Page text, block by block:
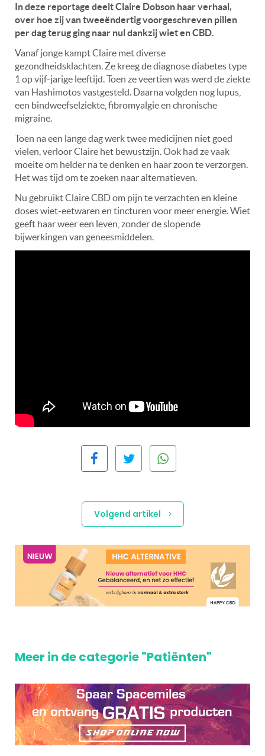
In deze reportage deelt Claire Dobson haar verhaal,
over hoe zij van tweeëndertig voorgeschreven pillen
per dag terug ging naar nul dankzij wiet en CBD.
Vanaf jonge kampt Claire met diverse
gezondheidsklachten. Ze kreeg de diagnose diabetes type
1 op vijf-jarige leeftijd. Toen ze veertien was werd de ziekte
van Hashimotos vastgesteld. Daarna volgden nog lupus,
een bindweefselziekte, fibromyalgie en chronische
migraine.
Toen na een lange dag werk twee medicijnen niet goed
vielen, verloor Claire het bewustzijn. Ook had ze vaak
moeite om helder na te denken en haar zoon te verzorgen.
Het was tijd om te zoeken naar alternatieven.
Nu gebruikt Claire CBD om pijn te verzachten en kleine
doses wiet-eetwaren en tincturen voor meer energie. Wiet
geeft haar weer een leven, zonder de slopende
bijwerkingen van geneesmiddelen.
Volgend artikel
Meer in de categorie "Patiënten"